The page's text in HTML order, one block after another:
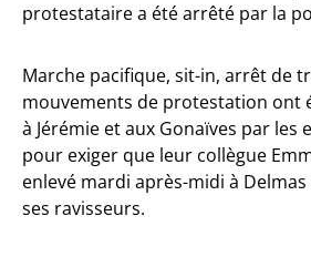
protestataire a été arrêté par la
Marche pacifique, sit-in, arrêt de
mouvements de protestation ont
à Jérémie et aux Gonaïves par les
pour exiger que leur collègue
enlevé mardi après-midi à
ses ravisseurs.